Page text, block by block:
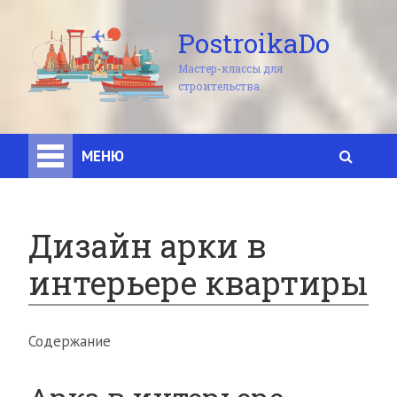
PostroikaDo
Мастер-классы для
строительства
МЕНЮ
Дизайн арки в
интерьере квартиры
Содержание